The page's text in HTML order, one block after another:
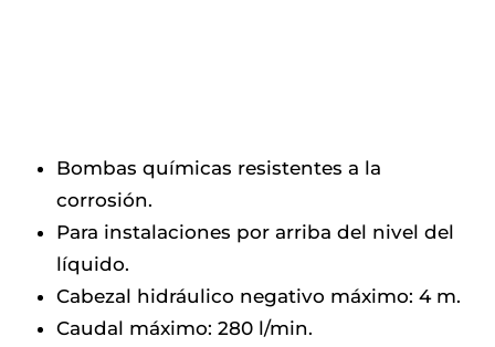
Bombas químicas resistentes a la
corrosión.
Para instalaciones por arriba del nivel del
líquido.
Cabezal hidráulico negativo máximo: 4 m.
Caudal máximo: 280 l/min.